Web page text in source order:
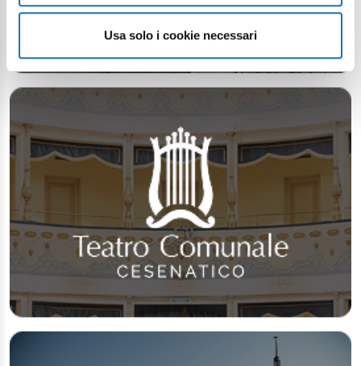
Usa solo i cookie necessari